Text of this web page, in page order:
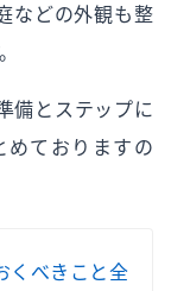
などの外観も整
備とステップに
めておりますの
くべきこと全